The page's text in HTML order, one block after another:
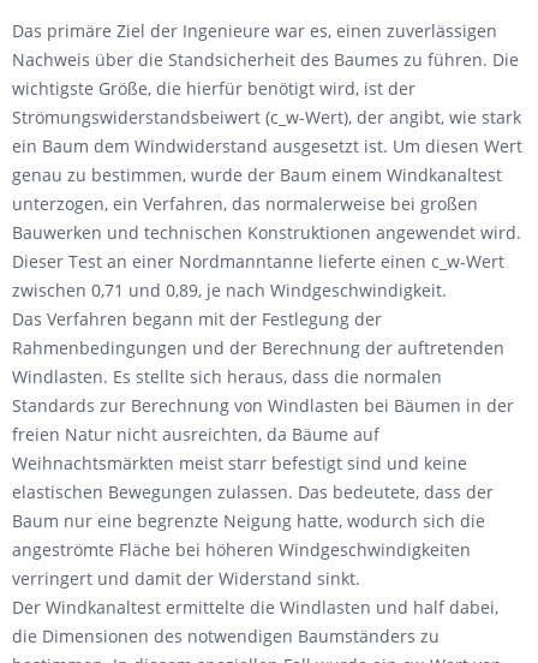
Das primäre Ziel der Ingenieure war es, einen zuverlässigen
Nachweis über die Standsicherheit des Baumes zu führen. Die
wichtigste Größe, die hierfür benötigt wird, ist der
Strömungswiderstandsbeiwert (c_w-Wert), der angibt, wie stark
ein Baum dem Windwiderstand ausgesetzt ist. Um diesen Wert
genau zu bestimmen, wurde der Baum einem Windkanaltest
unterzogen, ein Verfahren, das normalerweise bei großen
Bauwerken und technischen Konstruktionen angewendet wird.
Dieser Test an einer Nordmanntanne lieferte einen c_w-Wert
zwischen 0,71 und 0,89, je nach Windgeschwindigkeit.
Das Verfahren begann mit der Festlegung der
Rahmenbedingungen und der Berechnung der auftretenden
Windlasten. Es stellte sich heraus, dass die normalen
Standards zur Berechnung von Windlasten bei Bäumen in der
freien Natur nicht ausreichten, da Bäume auf
Weihnachtsmärkten meist starr befestigt sind und keine
elastischen Bewegungen zulassen. Das bedeutete, dass der
Baum nur eine begrenzte Neigung hatte, wodurch sich die
angeströmte Fläche bei höheren Windgeschwindigkeiten
verringert und damit der Widerstand sinkt.
Der Windkanaltest ermittelte die Windlasten und half dabei,
die Dimensionen des notwendigen Baumständers zu